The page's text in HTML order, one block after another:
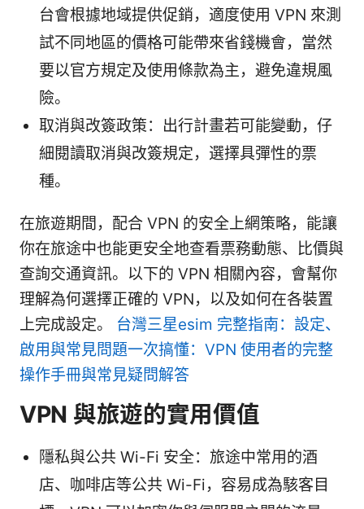
台會根據地域提供促銷，適度使用 VPN 來測
試不同地區的價格可能帶來省錢機會，當然
要以官方規定及使用條款為主，避免違規風
險。
取消與改簽政策：出行計畫若可能變動，仔
細閱讀取消與改簽規定，選擇具彈性的票
種。
在旅遊期間，配合 VPN 的安全上網策略，能讓
你在旅途中也能更安全地查看票務動態、比價與
查詢交通資訊。以下的 VPN 相關內容，會幫你
理解為何選擇正確的 VPN，以及如何在各裝置
上完成設定。 台灣三星esim 完整指南：設定、
啟用與常見問題一次搞懂：VPN 使用者的完整
操作手冊與常見疑問解答
VPN 與旅遊的實用價值
隱私與公共 Wi-Fi 安全：旅途中常用的酒
店、咖啡店等公共 Wi-Fi，容易成為駭客目